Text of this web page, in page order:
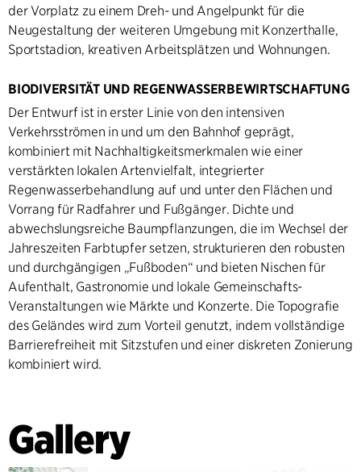
der Vorplatz zu einem Dreh- und Angelpunkt für die
Neugestaltung der weiteren Umgebung mit Konzerthalle,
Sportstadion, kreativen Arbeitsplätzen und Wohnungen.
BIODIVERSITÄT UND REGENWASSERBEWIRTSCHAFTUNG
Der Entwurf ist in erster Linie von den intensiven
Verkehrsströmen in und um den Bahnhof geprägt,
kombiniert mit Nachhaltigkeitsmerkmalen wie einer
verstärkten lokalen Artenvielfalt, integrierter
Regenwasserbehandlung auf und unter den Flächen und
Vorrang für Radfahrer und Fußgänger. Dichte und
abwechslungsreiche Baumpflanzungen, die im Wechsel der
Jahreszeiten Farbtupfer setzen, strukturieren den robusten
und durchgängigen „Fußboden“ und bieten Nischen für
Aufenthalt, Gastronomie und lokale Gemeinschafts-
Veranstaltungen wie Märkte und Konzerte. Die Topografie
des Geländes wird zum Vorteil genutzt, indem vollständige
Barrierefreiheit mit Sitzstufen und einer diskreten Zonierung
kombiniert wird.
Gallery